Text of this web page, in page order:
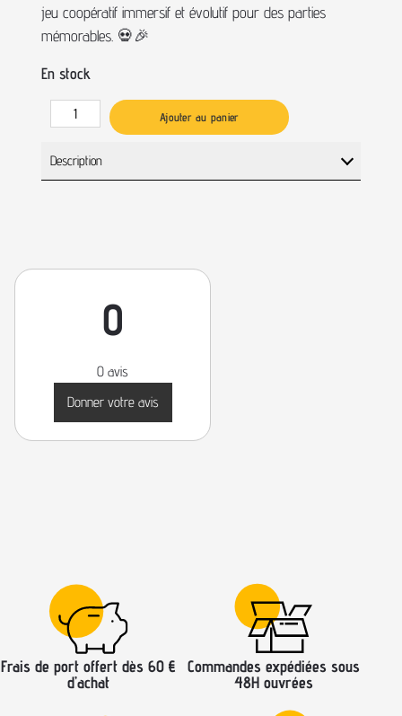
jeu coopératif immersif et évolutif pour des parties
mémorables. 💀🎉
En stock
Ajouter au panier
Description
0
0 avis
Donner votre avis
Frais de port offert dès 60 €
d’achat
Commandes expédiées sous
48H ouvrées